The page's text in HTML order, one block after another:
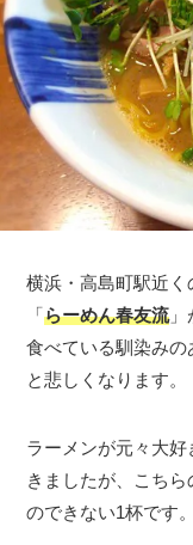
横浜・高島町駅近
「らーめん春友流」
食べている馴染みの
と悲しくなります。
ラーメンが元々大
きましたが、こち
のできない1杯です。